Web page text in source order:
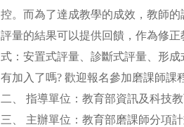
控。而為了達成教學的成效，教師
評量的結果可以提供回饋，作為修
式：安置式評量、診斷式評量、形
有加入了嗎? 歡迎報名參加磨課師課
二、 指導單位：教育部資訊及科技教
三、 主辦單位：教育部磨課師分項